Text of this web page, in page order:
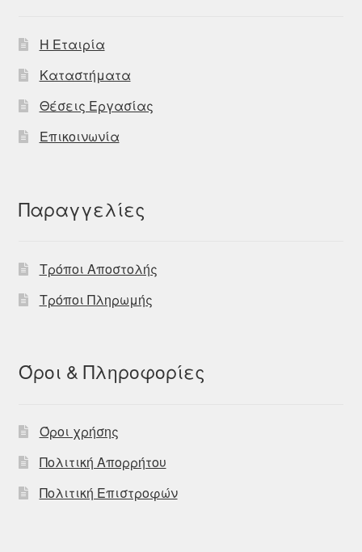
Η Εταιρία
Καταστήματα
Θέσεις Εργασίας
Επικοινωνία
Παραγγελίες
Τρόποι Αποστολής
Τρόποι Πληρωμής
Όροι & Πληροφορίες
Όροι χρήσης
Πολιτική Απορρήτου
Πολιτική Επιστροφών